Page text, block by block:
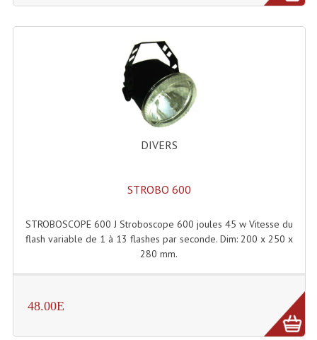
Platines Disque Vinyles
Lecteurs Cd À Plats Lecteur MP3
Lecteurs Double Cd Mixage Intégrée
Lecteurs Double Cd MP3
Enregistreur Numérique
DIVERS
STROBO 600
STROBOSCOPE 600 J Stroboscope 600 joules 45 w Vitesse du
flash variable de 1 à 13 flashes par seconde. Dim: 200 x 250 x
280 mm.
48.00E